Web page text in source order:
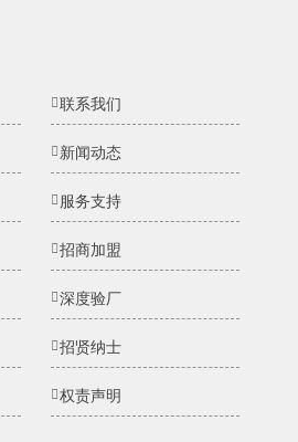
联系我们
新闻动态
服务支持
招商加盟
深度验厂
招贤纳士
权责声明